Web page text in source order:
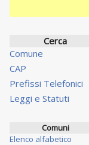
Cerca
Comune
CAP
Prefissi Telefonici
Leggi e Statuti
Comuni
Elenco alfabetico